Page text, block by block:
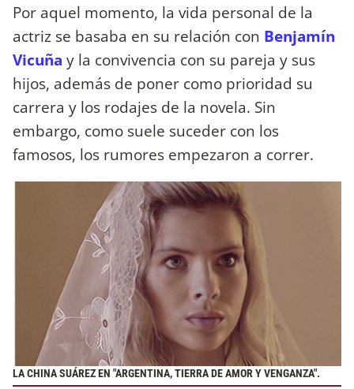
Por aquel momento, la vida personal de la
actriz se basaba en su relación con Benjamín
Vicuña y la convivencia con su pareja y sus
hijos, además de poner como prioridad su
carrera y los rodajes de la novela. Sin
embargo, como suele suceder con los
famosos, los rumores empezaron a correr.
LA CHINA SUÁREZ EN "ARGENTINA, TIERRA DE AMOR Y VENGANZA".